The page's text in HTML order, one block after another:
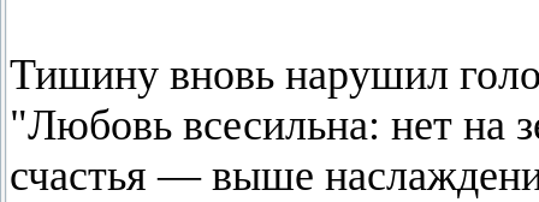
Тишину вновь нарушил
"Любовь всесильна: нет на
счастья — выше